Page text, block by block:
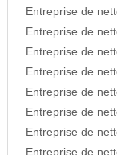
Entreprise de
Entreprise de
Entreprise de
Entreprise de
Entreprise de
Entreprise de
Entreprise de
Entreprise de